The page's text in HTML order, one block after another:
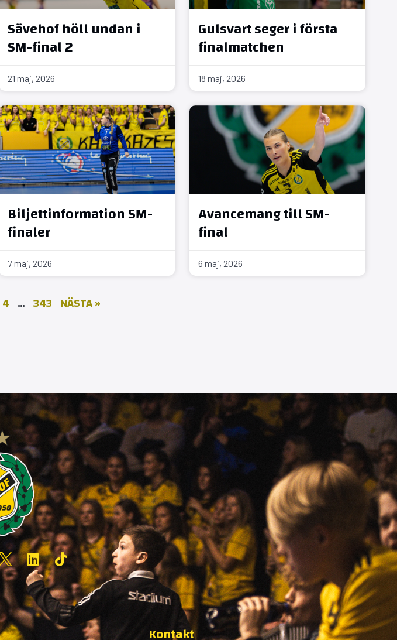
Sävehof höll undan i
SM-final 2
21 maj, 2026
Gulsvart seger i första
finalmatchen
18 maj, 2026
Biljettinformation SM-
finaler
7 maj, 2026
Avancemang till SM-
final
6 maj, 2026
4 … 343 NÄSTA »
Kontakt